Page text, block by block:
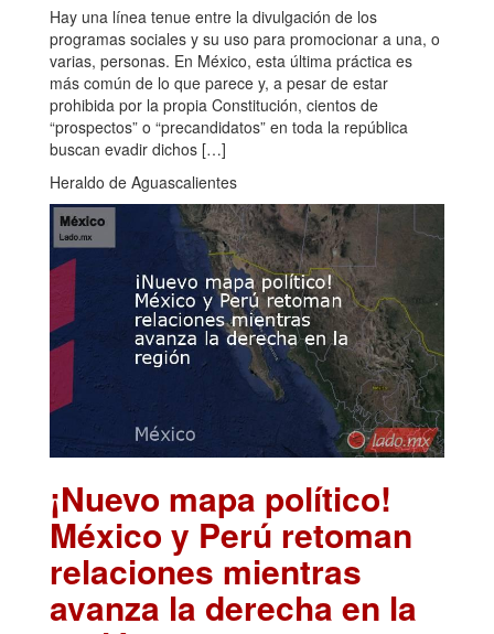
Hay una línea tenue entre la divulgación de los
programas sociales y su uso para promocionar a una, o
varias, personas. En México, esta última práctica es
más común de lo que parece y, a pesar de estar
prohibida por la propia Constitución, cientos de
“prospectos” o “precandidatos” en toda la república
buscan evadir dichos […]
Heraldo de Aguascalientes
¡Nuevo mapa político!
México y Perú retoman
relaciones mientras
avanza la derecha en la